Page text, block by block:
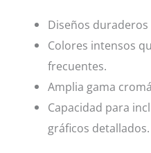
Diseños
Colores intensos
frecuentes.
Amplia gama
Capacidad para
gráficos detallados.